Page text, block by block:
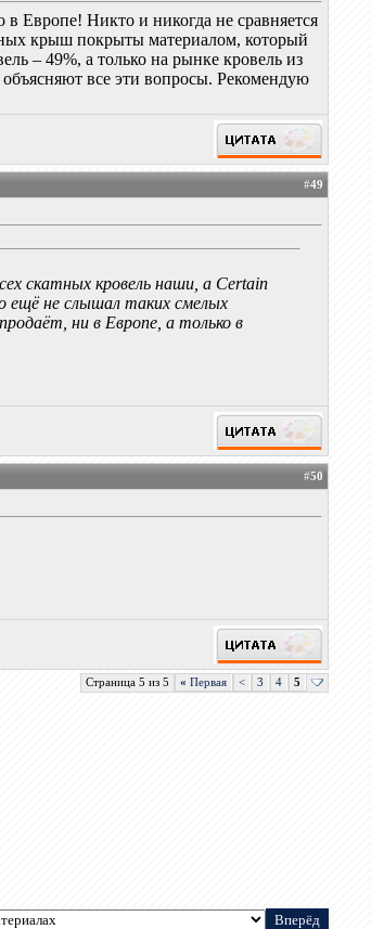
Европе! Никто и никогда не сравняется
крыш покрыты материалом, который
– 49%, а только на рынке кровель из
все эти вопросы. Рекомендую
#49
скатных кровель наши, а Certain
ещё не слышал таких смелых
ни в Европе, а только в
#50
Страница 5 из 5 « Первая < 3 4 5